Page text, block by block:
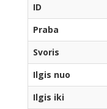
ID
Praba
Svoris
Ilgis nuo
Ilgis iki